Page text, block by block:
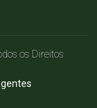
os Direitos